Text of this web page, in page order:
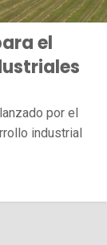
el
por el
industrial